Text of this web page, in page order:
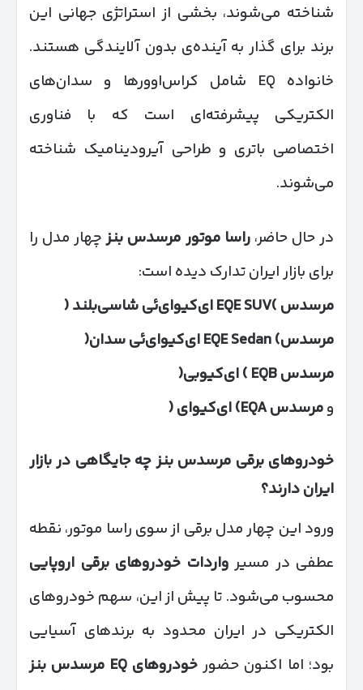
شناخته می‌شوند، بخشی از استراتژی جهانی این
برند برای گذار به آینده‌ی بدون آلایندگی هستند.
خانواده EQ شامل کراس‌اوورها و سدان‌های
الکتریکی پیشرفته‌ای است که با فناوری
اختصاصی باتری و طراحی آیرودینامیک شناخته
می‌شوند.
در حال حاضر،راسا موتور مرسدس بنزچهار مدل را
برای بازار ایران تدارک دیده است:
مرسدس )EQE SUV ای‌کیو‌ای‌ئی شاسی‌بلند(
مرسدس) EQE Sedan ای‌کیو‌ای‌ئی سدان(
مرسدس
ای‌کیوبی(
ومرسدسEQA) ای‌کیو‌ای(
خودروهای برقی مرسدس بنز چه جایگاهی در بازار
ایران دارند؟
ورود این چهار مدل برقی از سوی راسا موتور، نقطه
عطفی در مسیرواردات خودروهای برقی اروپایی
محسوب می‌شود. تا پیش از این، سهم خودروهای
الکتریکی در ایران محدود به برندهای آسیایی
بود؛ اما اکنون حضورخودروهای EQ
مرسدس بنز